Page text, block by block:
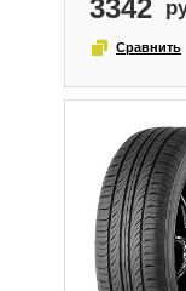
3342